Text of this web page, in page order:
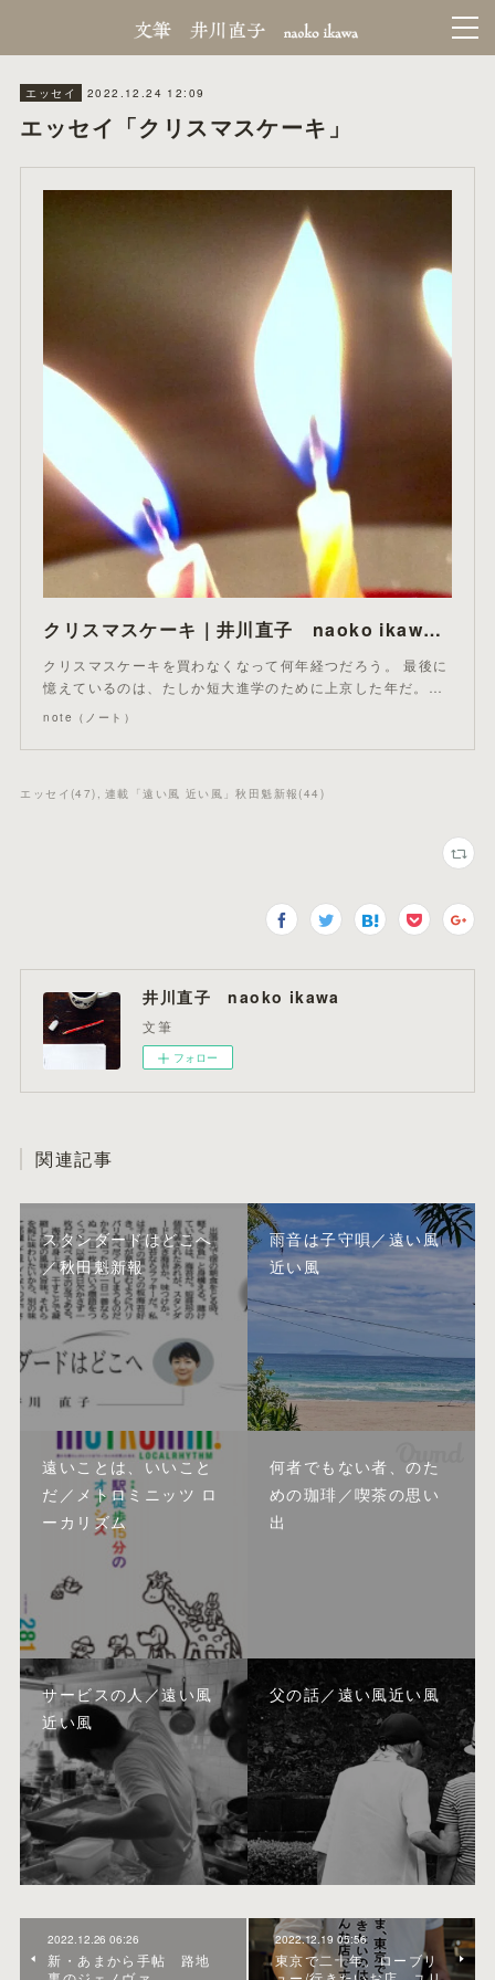
エッセイ 2022.12.24 12:09
エッセイ「クリスマスケーキ」
クリスマスケーキ｜井川直子 naoko ikawa｜note
クリスマスケーキを買わなくなって何年経つだろう。 最後に
憶えているのは、たしか短大進学のために上京した年だ。…
note（ノート）
エッセイ (47) 連載「遠い風 近い風」秋田魁新報 (44 )
井川直子 naoko ikawa
文筆
フォロー
関連記事
スタンダードはどこへ
／秋田魁新報
雨音は子守唄／遠い風
近い風
遠いことは、いいこと
だ／メトロミニッツ ロ
ーカリズム
何者でもない者、のた
めの珈琲／喫茶の思い
出
サービスの人／遠い風
近い風
父の話／遠い風近い風
2022.12.26 06:26
新・あまから手帖 路地
2022.12.19 05:56
東京で二十年。ローブリ